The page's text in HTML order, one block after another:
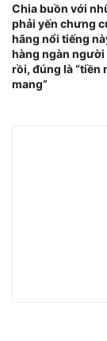
Chia buồn với
phải yến chưng
hãng nổi tiếng
hàng ngàn người
rồi, đúng là “tiền
mang”